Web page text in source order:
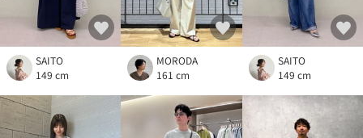
SAITO
149 cm
MORODA
161 cm
SAITO
149 cm